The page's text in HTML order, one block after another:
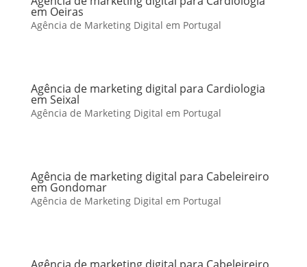
em Oeiras
Agência de Marketing Digital em Portugal
Agência de marketing digital para Cardiologia
em Seixal
Agência de Marketing Digital em Portugal
Agência de marketing digital para Cabeleireiro
em Gondomar
Agência de Marketing Digital em Portugal